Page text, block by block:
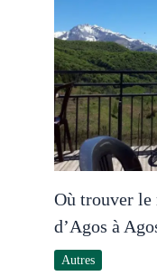
Où trouver le
d’Agos à
Autres